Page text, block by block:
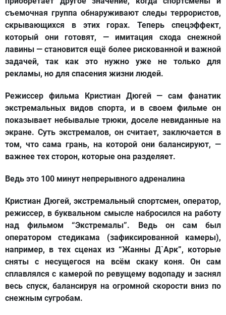
съемочная группа обнаруживают следы террористов,
скрывающихся в этих горах. Теперь спецэффект,
который они готовят, — имитация схода снежной
лавины — становится ещё более рискованной и важной
задачей, так как это нужно уже не только для
рекламы, но для спасения жизни людей.
Режиссер фильма Кристиан Дюгей — сам фанатик
экстремальных видов спорта, и в своем фильме он
показывает небывалые трюки, доселе невиданные на
экране. Суть экстремалов, он считает, заключается в
том, что сама грань, на которой они балансируют, —
важнее тех сторон, которые она разделяет.
Ведь это 100 минут непрерывного адреналина
Кристиан Дюгей, экстремальный спортсмен, оператор,
режиссер, в буквальном смысле набросился на работу
над фильмом “Экстремалы”. Ведь он сам был
оператором стедикама (зафиксированной камеры),
например, в тех сценах из “Жанны Д`Арк”, которые
сняты с несущегося на всём скаку коня. Он сам
сплавлялся с камерой по ревущему водопаду и заснял
весь спуск, балансируя на огромной скорости вниз по
снежным сугробам.